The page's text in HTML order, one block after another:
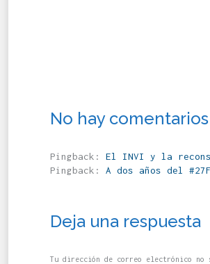
No hay comentarios
Pingback:
El INVI y la
Pingback:
A dos años del
Deja una respuesta
Tu dirección de correo electrónico no